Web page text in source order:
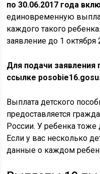
по 30.06.2017 года
единовременную
каждого такого
заявление до 1 октября
Для подачи заявления
ссылке
Выплата детского
предоставляется
России. У ребенка
Если у вас несколько
данные о каждом